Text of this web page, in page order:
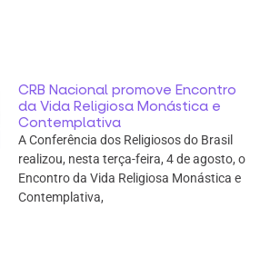
CRB Nacional promove Encontro
da Vida Religiosa Monástica e
Contemplativa
A Conferência dos Religiosos do Brasil
realizou, nesta terça-feira, 4 de agosto, o
Encontro da Vida Religiosa Monástica e
Contemplativa,